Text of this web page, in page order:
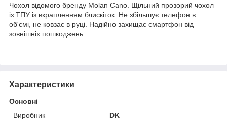
Чохол відомого бренду Molan Cano. Щільний прозорий чохол
із ТПУ із вкрапленням блискіток. Не збільшує телефон в
об'ємі, не ковзає в руці. Надійно захищає смартфон від
зовнішніх пошкоджень
Характеристики
Основні
Виробник
DK